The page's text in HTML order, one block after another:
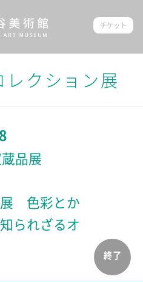
チケット
レクション展
終了
品展
展 色彩とか
られざるオ